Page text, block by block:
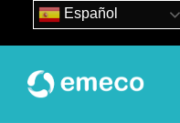
93 840 50 80
Español